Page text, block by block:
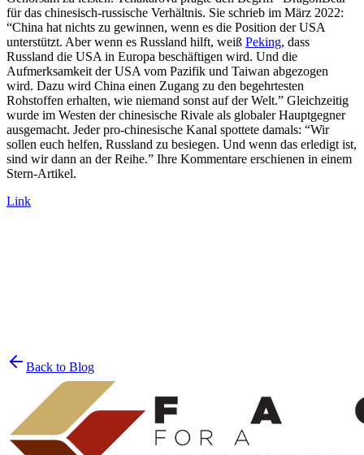
für das chinesisch-russische Verhältnis. Sie schrieb im März 2022:
“China hat nichts zu gewinnen, wenn es die Position der USA
unterstützt. Aber wenn es Russland hilft, weiß Peking, dass
Russland die USA in Europa beschäftigen wird. Und die
Aufmerksamkeit der USA vom Pazifik und Taiwan abgezogen
wird. Dazu wird China einen Zugang zu den begehrtesten
Rohstoffen erhalten, wie niemand sonst auf der Welt.” Gleichzeitig
wurde im Westen der chinesische Rivale als globaler Hauptgegner
ausgemacht. Jeder pro-chinesische Kanal spottete damals: “Wir
sollen euch helfen, Russland zu besiegen. Und wenn das erledigt ist,
sind wir dann an der Reihe.” Ihre Kommentare erschienen in einem
Stern-Artikel.
Link
Back to Blog